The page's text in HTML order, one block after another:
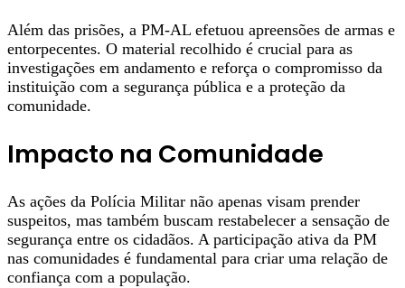
Além das prisões, a PM-AL efetuou apreensões de armas e
entorpecentes. O material recolhido é crucial para as
investigações em andamento e reforça o compromisso da
instituição com a segurança pública e a proteção da
comunidade.
Impacto na Comunidade
As ações da Polícia Militar não apenas visam prender
suspeitos, mas também buscam restabelecer a sensação de
segurança entre os cidadãos. A participação ativa da PM
nas comunidades é fundamental para criar uma relação de
confiança com a população.